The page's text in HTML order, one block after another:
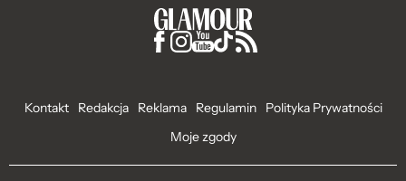
Kontakt Redakcja Reklama Regulamin
Polityka Prywatności
Moje zgody